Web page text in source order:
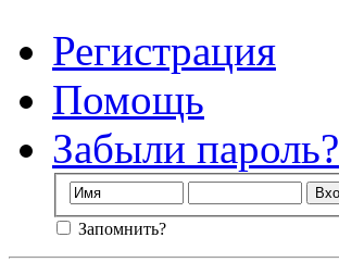
Регистрация
Помощь
Забыли пароль?
Запомнить?